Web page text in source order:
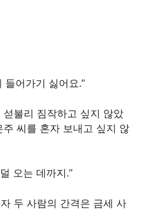
어가기 싫어요.”
불리 짐작하고 싶지 않았
씨를 혼자 보내고 싶지 않
오는 데까지.”
두 사람의 간격은 금세 사